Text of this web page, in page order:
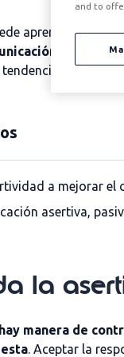
aprender a ser
asertiva,
tendencia a
a mejorar el
asertiva,
la
manera de
. Aceptar la
and to